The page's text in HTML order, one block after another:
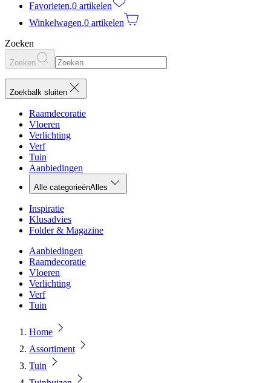
Favorieten,0 artikelen
Winkelwagen,0 artikelen
Zoeken
Zoeken
Zoekbalk sluiten
Raamdecoratie
Vloeren
Verlichting
Verf
Tuin
Aanbiedingen
Alle categorieënAlles
Inspiratie
Klusadvies
Folder & Magazine
Aanbiedingen
Raamdecoratie
Vloeren
Verlichting
Verf
Tuin
Home
Assortiment
Tuin